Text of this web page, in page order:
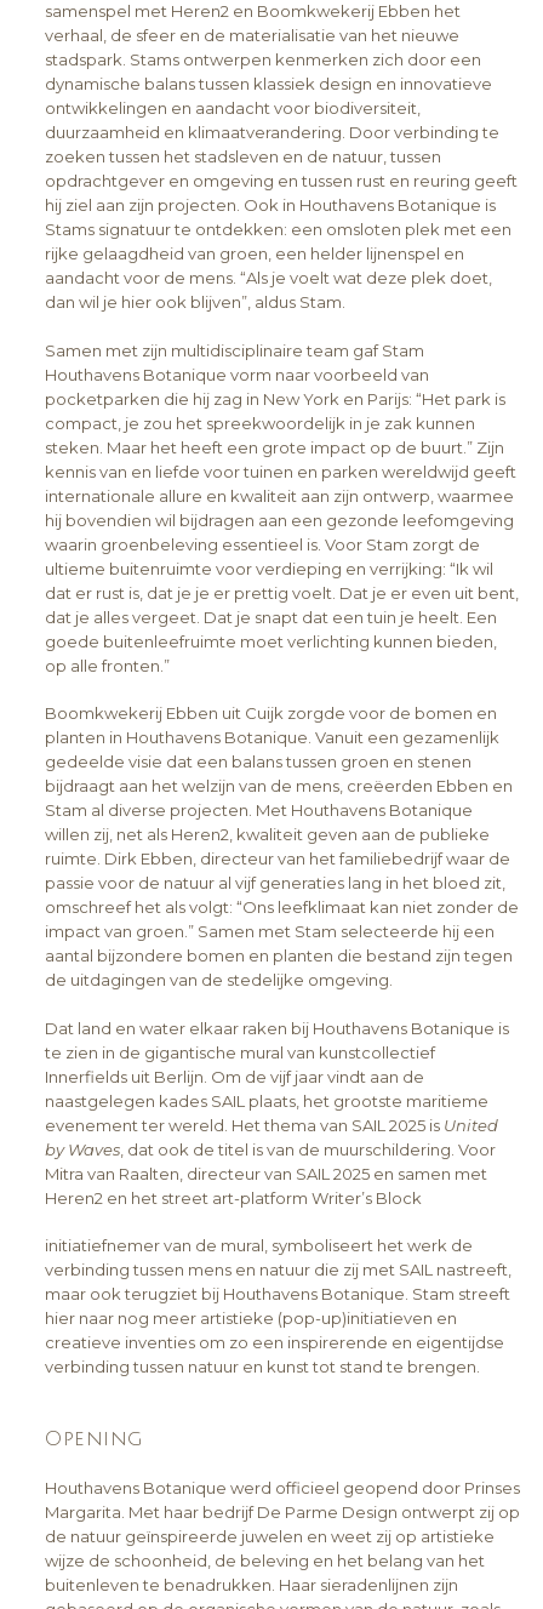
samenspel met Heren2 en Boomkwekerij Ebben het
verhaal, de sfeer en de materialisatie van het nieuwe
stadspark. Stams ontwerpen kenmerken zich door een
dynamische balans tussen klassiek design en innovatieve
ontwikkelingen en aandacht voor biodiversiteit,
duurzaamheid en klimaatverandering. Door verbinding te
zoeken tussen het stadsleven en de natuur, tussen
opdrachtgever en omgeving en tussen rust en reuring geeft
hij ziel aan zijn projecten. Ook in Houthavens Botanique is
Stams signatuur te ontdekken: een omsloten plek met een
rijke gelaagdheid van groen, een helder lijnenspel en
aandacht voor de mens. “Als je voelt wat deze plek doet,
dan wil je hier ook blijven”, aldus Stam.
Samen met zijn multidisciplinaire team gaf Stam
Houthavens Botanique vorm naar voorbeeld van
pocketparken die hij zag in New York en Parijs: “Het park is
compact, je zou het spreekwoordelijk in je zak kunnen
steken. Maar het heeft een grote impact op de buurt.” Zijn
kennis van en liefde voor tuinen en parken wereldwijd geeft
internationale allure en kwaliteit aan zijn ontwerp, waarmee
hij bovendien wil bijdragen aan een gezonde leefomgeving
waarin groenbeleving essentieel is. Voor Stam zorgt de
ultieme buitenruimte voor verdieping en verrijking: “Ik wil
dat er rust is, dat je je er prettig voelt. Dat je er even uit bent,
dat je alles vergeet. Dat je snapt dat een tuin je heelt. Een
goede buitenleefruimte moet verlichting kunnen bieden,
op alle fronten.”
Boomkwekerij Ebben uit Cuijk zorgde voor de bomen en
planten in Houthavens Botanique. Vanuit een gezamenlijk
gedeelde visie dat een balans tussen groen en stenen
bijdraagt aan het welzijn van de mens, creëerden Ebben en
Stam al diverse projecten. Met Houthavens Botanique
willen zij, net als Heren2, kwaliteit geven aan de publieke
ruimte. Dirk Ebben, directeur van het familiebedrijf waar de
passie voor de natuur al vijf generaties lang in het bloed zit,
omschreef het als volgt: “Ons leefklimaat kan niet zonder de
impact van groen.” Samen met Stam selecteerde hij een
aantal bijzondere bomen en planten die bestand zijn tegen
de uitdagingen van de stedelijke omgeving.
Dat land en water elkaar raken bij Houthavens Botanique is
te zien in de gigantische mural van kunstcollectief
Innerfields uit Berlijn. Om de vijf jaar vindt aan de
naastgelegen kades SAIL plaats, het grootste maritieme
evenement ter wereld. Het thema van SAIL 2025 is United
by Waves , dat ook de titel is van de muurschildering. Voor
Mitra van Raalten, directeur van SAIL 2025 en samen met
Heren2 en het street art-platform Writer’s Block
initiatiefnemer van de mural, symboliseert het werk de
verbinding tussen mens en natuur die zij met SAIL nastreeft,
maar ook terugziet bij Houthavens Botanique. Stam streeft
hier naar nog meer artistieke (pop-up)initiatieven en
creatieve inventies om zo een inspirerende en eigentijdse
verbinding tussen natuur en kunst tot stand te brengen.
Opening
Houthavens Botanique werd officieel geopend door Prinses
Margarita. Met haar bedrijf De Parme Design ontwerpt zij op
de natuur geïnspireerde juwelen en weet zij op artistieke
wijze de schoonheid, de beleving en het belang van het
buitenleven te benadrukken. Haar sieradenlijnen zijn